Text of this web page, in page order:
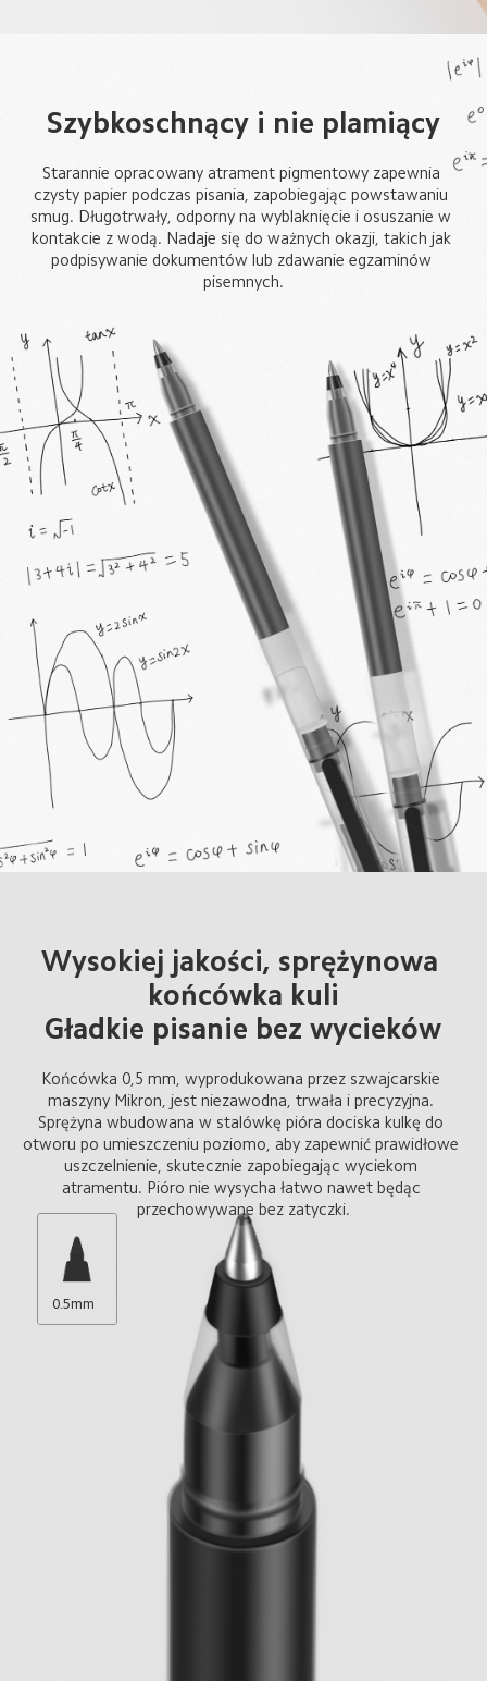
Szybkoschnący i nie plamiący
Starannie opracowany atrament pigmentowy zapewnia
czysty papier podczas pisania, zapobiegając powstawaniu
smug. Długotrwały, odporny na wyblaknięcie i osuszanie w
kontakcie z wodą. Nadaje się do ważnych okazji, takich jak
podpisywanie dokumentów lub zdawanie egzaminów
pisemnych.
Wysokiej jakości, sprężynowa
końcówka kuli
Gładkie pisanie bez wycieków
Końcówka 0,5 mm, wyprodukowana przez szwajcarskie
maszyny Mikron, jest niezawodna, trwała i precyzyjna.
Sprężyna wbudowana w stalówkę pióra dociska kulkę do
otworu po umieszczeniu poziomo, aby zapewnić prawidłowe
uszczelnienie, skutecznie zapobiegając wyciekom
atramentu. Pióro nie wysycha łatwo nawet będąc
przechowywane bez zatyczki.
0.5mm